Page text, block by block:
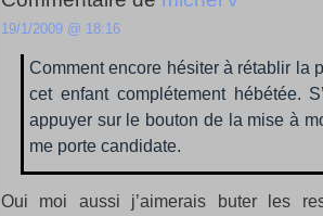
19/1/2009 @ 18:16
Comment encore hésiter à rétablir la
cet enfant complétement hébétée.
appuyer sur le bouton de la mise à
me porte candidate.
Oui moi aussi j’aimerais buter les